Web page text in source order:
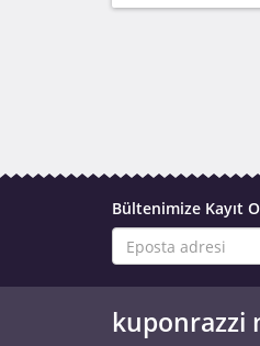
Bültenimize Kayıt
kuponrazzi